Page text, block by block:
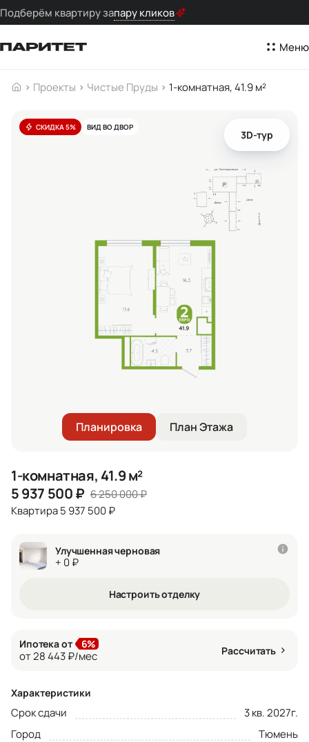
Подберём квартиру запару кликов
Меню
Проекты Чистые Пруды 1-комнатная, 41.9 м²
СКИДКА 5% ВИД ВО ДВОР
Планировка План Этажа
3D-тур
1-комнатная, 41.9 м²
5 937 500₽ 6 250 000₽
Квартира 5 937 500 ₽
Улучшенная черновая
+ 0 ₽
Настроить отделку
Ипотека от 6%
от 28 443 ₽/мес Рассчитать
Характеристики
Срок сдачи
3 кв. 2027г.
Город
Тюмень